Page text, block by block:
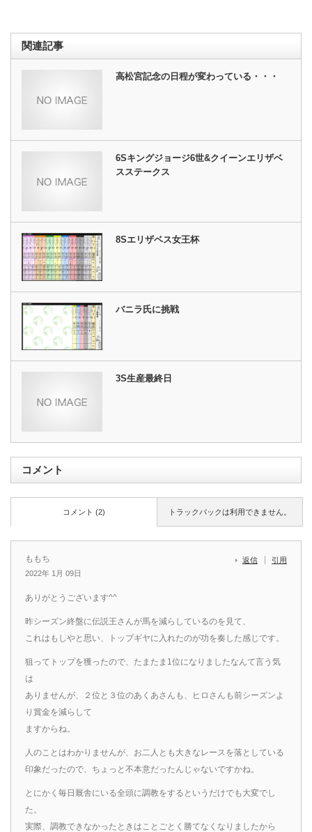
関連記事
高松宮記念の日程が変わっている・・・
6Sキングジョージ6世&クイーンエリザベ
スステークス
8Sエリザベス女王杯
バニラ氏に挑戦
3S生産最終日
コメント
トラックバックは利用できません。
コメント (2)
ももち
2022年 1月 09日
返信 引用
ありがとうございます^^
昨シーズン終盤に伝説王さんが馬を減らしているのを見て、
これはもしやと思い、トップギヤに入れたのが功を奏した感じです。
狙ってトップを獲ったので、たまたま1位になりましたなんて言う気
は
ありませんが、２位と３位のあくあさんも、ヒロさんも前シーズンよ
り賞金を減らして
ますからね。
人のことはわかりませんが、お二人とも大きなレースを落としている
印象だったので、ちょっと不本意だったんじゃないですかね。
とにかく毎日厩舎にいる全頭に調教をするというだけでも大変でし
た。
実際、調教できなかったときはことごとく勝てなくなりましたから